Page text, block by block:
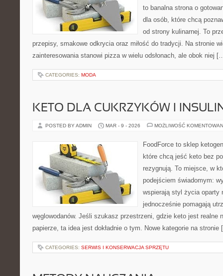
to banalna strona o
dla osób, które chcą
od strony kulinarnej. To
przepisy, smakowe odkrycia oraz miłość do tradycji. Na stronie
zainteresowania stanowi pizza w wielu odsłonach, ale obok niej
CATEGORIES: MODA
KETO DLA CUKRZYKÓW I
POSTED BY ADMIN MAR - 9 - 2026 MOŻLIWOŚĆ
FoodForce to sklep
które chcą jeść keto bez
rezygnują. To miejsce, w
podejściem świadomym:
wspierają styl życia oparty
jednocześnie pomagają
węglowodanów. Jeśli szukasz przestrzeni, gdzie keto jest realne
papierze, ta idea jest dokładnie o tym. Nowe kategorie na
CATEGORIES: SERWIS I KONSERWACJA SPRZĘTU